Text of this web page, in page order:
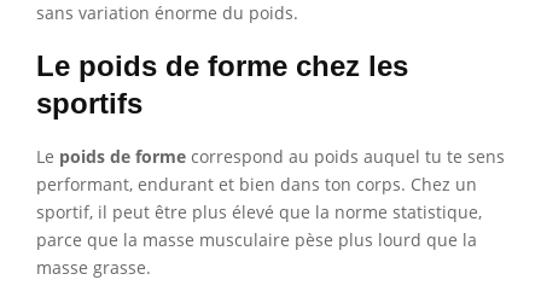
sans variation énorme du poids.
Le poids de forme chez les
sportifs
Le poids de forme correspond au poids auquel tu te sens
performant, endurant et bien dans ton corps. Chez un
sportif, il peut être plus élevé que la norme statistique,
parce que la masse musculaire pèse plus lourd que la
masse grasse.